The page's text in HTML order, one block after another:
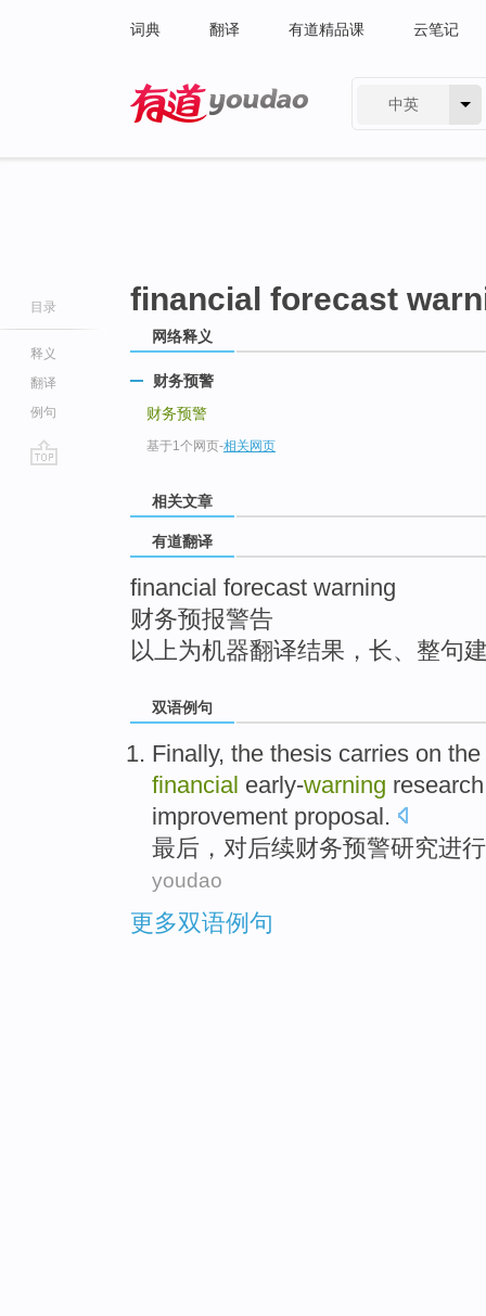
词典 翻译 有道精品课 云笔记
中英
目录
释义
翻译
例句
financial forecast
网络释义
财务预警
财务预警
基于1个网页-相关网页
相关文章
有道翻译
financial forecast warning
财务预报警告
以上为机器翻译结果，长、整句
双语例句
Finally, the thesis carries on the
financial early-warning research
improvement proposal.
最后 ， 对后续财务预警研究进行
youdao
更多双语例句